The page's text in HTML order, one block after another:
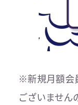
※新規月額会
ございません